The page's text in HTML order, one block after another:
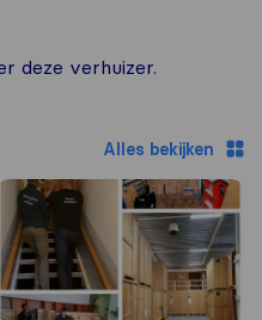
deze verhuizer.
Alles bekijken